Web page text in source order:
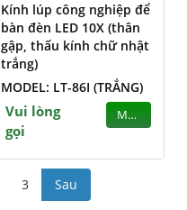
Kính lúp công nghiệp để
bàn đèn LED 10X (thân
gập, thấu kính chữ nhật
trắng)
MODEL: LT-86I (TRẮNG)
Vui lòng
gọi
MUA
3 Sau